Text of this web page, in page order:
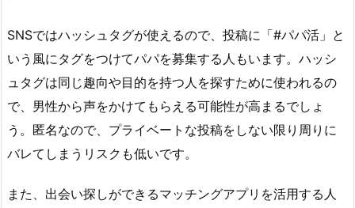
SNSではハッシュタグが使えるので、投稿に「#パパ活」と
いう風にタグをつけてパパを募集する人もいます。ハッシ
ュタグは同じ趣向や目的を持つ人を探すために使われるの
で、男性から声をかけてもらえる可能性が高まるでしょ
う。匿名なので、プライベートな投稿をしない限り周りに
バレてしまうリスクも低いです。
また、出会い探しができるマッチングアプリを活用する人